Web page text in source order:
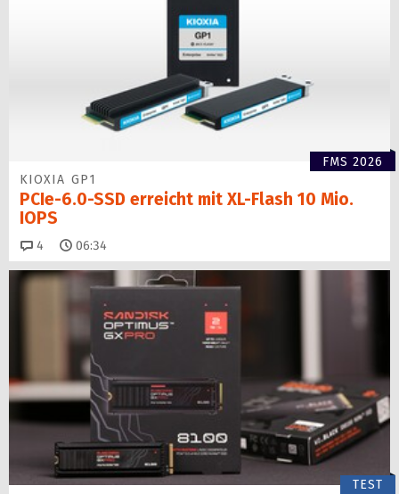
FMS 2026
KIOXIA GP1
PCIe-6.0-SSD erreicht mit XL-Flash 10 Mio.
IOPS
4 Kommentare
06:34
TEST